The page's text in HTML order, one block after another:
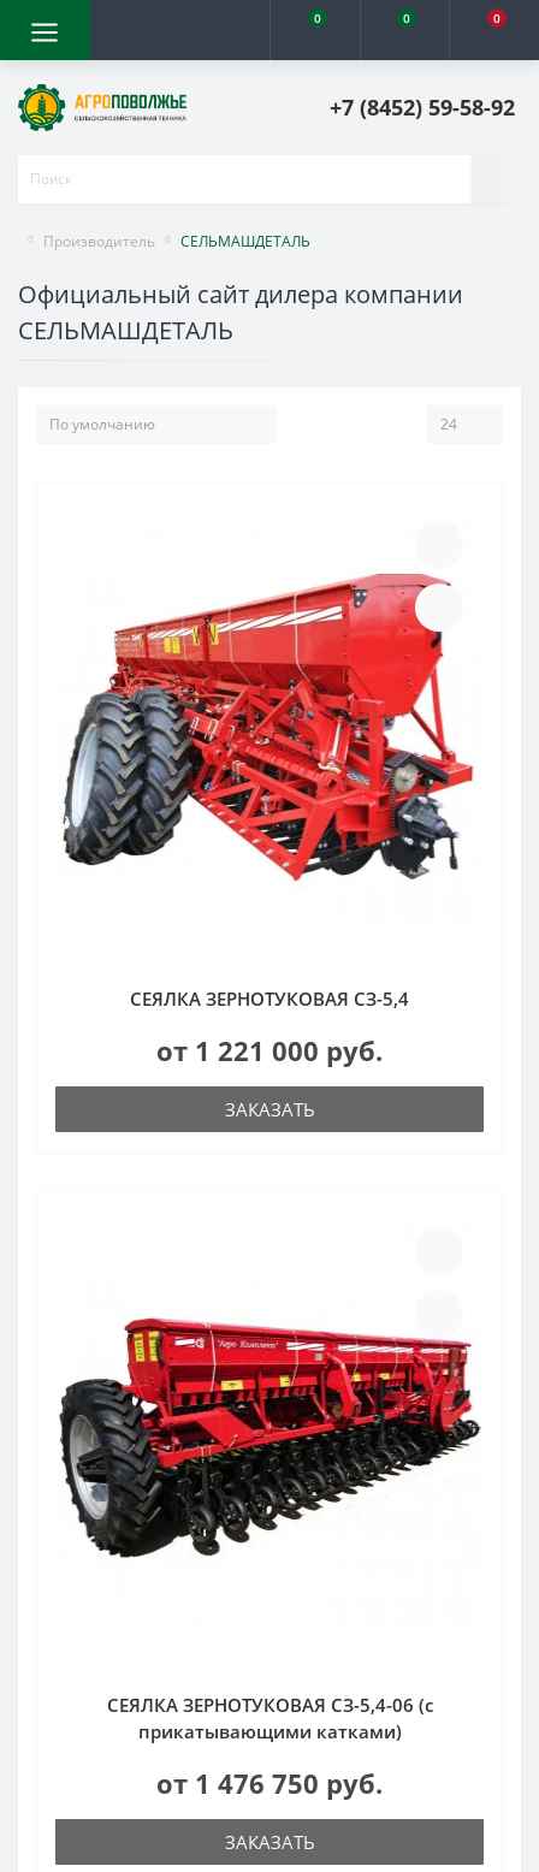
0 0 0
+7 (8452) 59-58-92
Производитель СЕЛЬМАШДЕТАЛЬ
Официальный сайт дилера компании
СЕЛЬМАШДЕТАЛЬ
СЕЯЛКА ЗЕРНОТУКОВАЯ СЗ-5,4
от 1 221 000 руб.
ЗАКАЗАТЬ
СЕЯЛКА ЗЕРНОТУКОВАЯ СЗ-5,4-06 (с
прикатывающими катками)
от 1 476 750 руб.
ЗАКАЗАТЬ